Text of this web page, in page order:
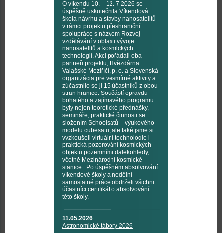
O víkendu 10. – 12. 7 2026 se
úspěšně uskutečnila Víkendová
škola návrhu a stavby nanosatelitů
v rámci projektu přeshraniční
spolupráce s názvem Rozvoj
vzdělávání v oblasti vývoje
nanosatelitů a kosmických
technologií. Akci pořádali oba
partneři projektu, Hvězdárna
Valašské Meziříčí, p. o. a Slovenská
organizácia pre vesmírné aktivity a
zúčastnilo se ji 15 účastníků z obou
stran hranice. Součástí opravdu
bohatého a zajímavého programu
byly nejen teoretické přednášky,
semináře, praktické činnosti se
složením Schoolsatů – výukového
modelu cubesatu, ale také jsme si
vyzkoušeli virtuální technologie i
praktická pozorování kosmických
objektů pozemními dalekohledy,
včetně Mezinárodní kosmické
stanice. Po úspěšném absolvování
víkendové školy a nedělní
samostatné práce obdrželi všichni
účastníci certifikát o absolvování
této školy.
11.05.2026
Astronomické tábory 2026